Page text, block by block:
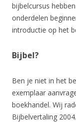
bijbelcursus
onderdelen
introductie op het
Bijbel?
Ben je niet in het
exemplaar
boekhandel. Wij
Bijbelvertaling